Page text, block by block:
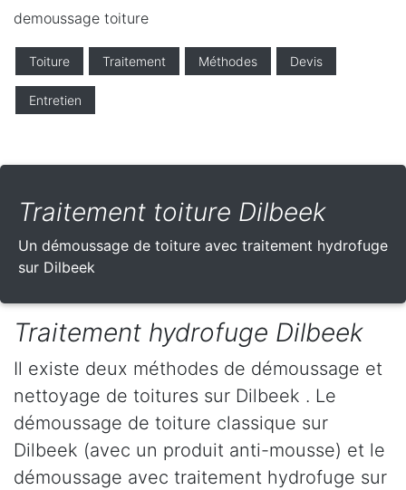
demoussage toiture
Toiture Traitement Méthodes Devis
Entretien
Traitement toiture Dilbeek
Un démoussage de toiture avec traitement hydrofuge
sur Dilbeek
Traitement hydrofuge Dilbeek
Il existe deux méthodes de démoussage et
nettoyage de toitures sur Dilbeek . Le
démoussage de toiture classique sur
Dilbeek (avec un produit anti-mousse) et le
démoussage avec traitement hydrofuge sur